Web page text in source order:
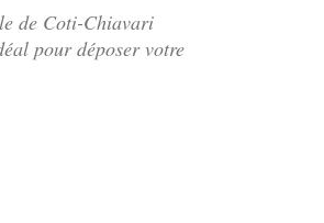
de Coti-Chiavari
pour déposer votre